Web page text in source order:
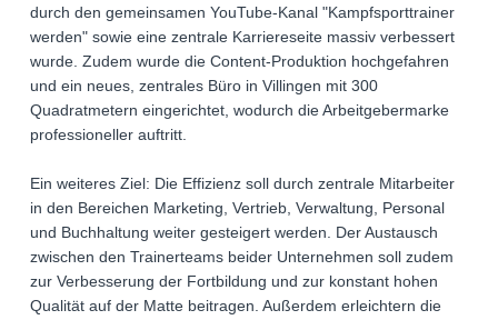
durch den gemeinsamen YouTube-Kanal "Kampfsporttrainer
werden" sowie eine zentrale Karriereseite massiv verbessert
wurde. Zudem wurde die Content-Produktion hochgefahren
und ein neues, zentrales Büro in Villingen mit 300
Quadratmetern eingerichtet, wodurch die Arbeitgebermarke
professioneller auftritt.
Ein weiteres Ziel: Die Effizienz soll durch zentrale Mitarbeiter
in den Bereichen Marketing, Vertrieb, Verwaltung, Personal
und Buchhaltung weiter gesteigert werden. Der Austausch
zwischen den Trainerteams beider Unternehmen soll zudem
zur Verbesserung der Fortbildung und zur konstant hohen
Qualität auf der Matte beitragen. Außerdem erleichtern die